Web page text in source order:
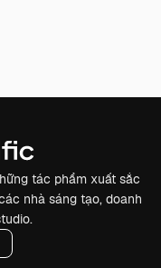
tác phẩm xuất sắc
nhà sáng tạo, doanh